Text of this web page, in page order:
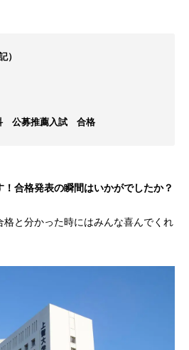
）
公募推薦入試 合格
合格発表の瞬間はいかがでしたか？
と分かった時にはみんな喜んでくれ